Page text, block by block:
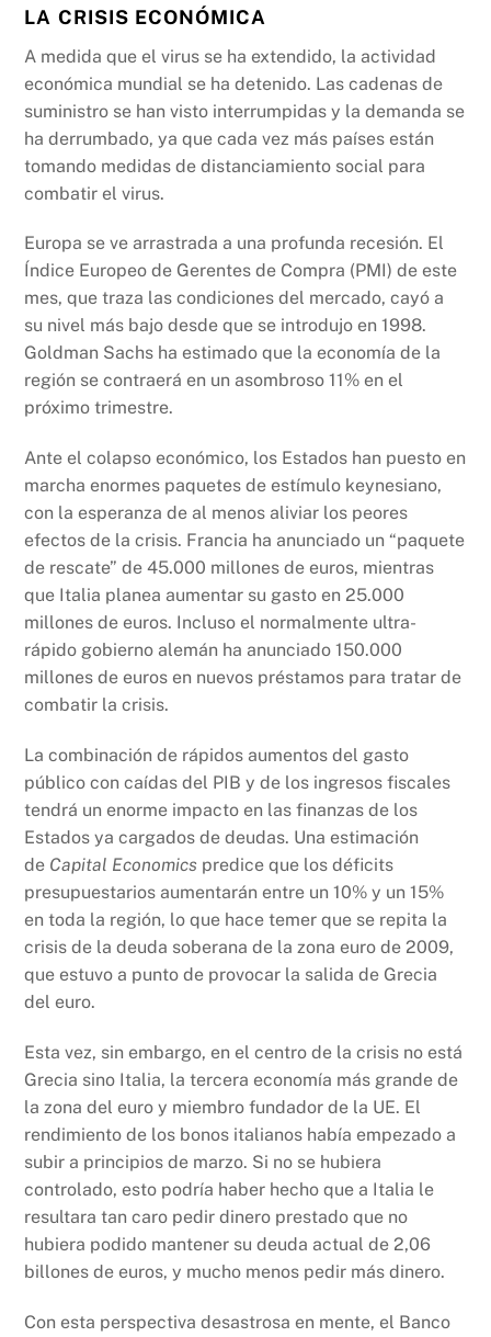
LA CRISIS ECONÓMICA
A medida que el virus se ha extendido, la actividad
económica mundial se ha detenido. Las cadenas de
suministro se han visto interrumpidas y la demanda se
ha derrumbado, ya que cada vez más países están
tomando medidas de distanciamiento social para
combatir el virus.
Europa se ve arrastrada a una profunda recesión. El
Índice Europeo de Gerentes de Compra (PMI) de este
mes, que traza las condiciones del mercado, cayó a
su nivel más bajo desde que se introdujo en 1998.
Goldman Sachs ha estimado que la economía de la
región se contraerá en un asombroso 11% en el
próximo trimestre.
Ante el colapso económico, los Estados han puesto en
marcha enormes paquetes de estímulo keynesiano,
con la esperanza de al menos aliviar los peores
efectos de la crisis. Francia ha anunciado un “paquete
de rescate” de 45.000 millones de euros, mientras
que Italia planea aumentar su gasto en 25.000
millones de euros. Incluso el normalmente ultra-
rápido gobierno alemán ha anunciado 150.000
millones de euros en nuevos préstamos para tratar de
combatir la crisis.
La combinación de rápidos aumentos del gasto
público con caídas del PIB y de los ingresos fiscales
tendrá un enorme impacto en las finanzas de los
Estados ya cargados de deudas. Una estimación
de Capital Economics predice que los déficits
presupuestarios aumentarán entre un 10% y un 15%
en toda la región, lo que hace temer que se repita la
crisis de la deuda soberana de la zona euro de 2009,
que estuvo a punto de provocar la salida de Grecia
del euro.
Esta vez, sin embargo, en el centro de la crisis no está
Grecia sino Italia, la tercera economía más grande de
la zona del euro y miembro fundador de la UE. El
rendimiento de los bonos italianos había empezado a
subir a principios de marzo. Si no se hubiera
controlado, esto podría haber hecho que a Italia le
resultara tan caro pedir dinero prestado que no
hubiera podido mantener su deuda actual de 2,06
billones de euros, y mucho menos pedir más dinero.
Con esta perspectiva desastrosa en mente, el Banco